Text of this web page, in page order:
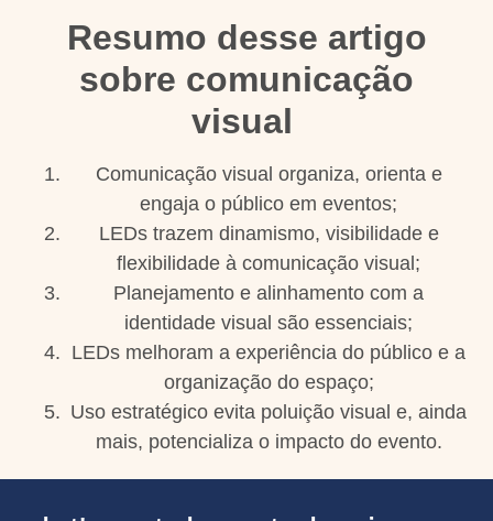
Resumo desse artigo
sobre comunicação
visual
Comunicação visual organiza, orienta e
engaja o público em eventos;
LEDs trazem dinamismo, visibilidade e
flexibilidade à comunicação visual;
Planejamento e alinhamento com a
identidade visual são essenciais;
LEDs melhoram a experiência do público e a
organização do espaço;
Uso estratégico evita poluição visual e, ainda
mais, potencializa o impacto do evento.